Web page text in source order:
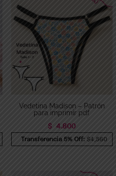
Vedetina Madison – Patrón
para imprimir pdf
$ 4.800
Transferencia 5% Off: $4,560